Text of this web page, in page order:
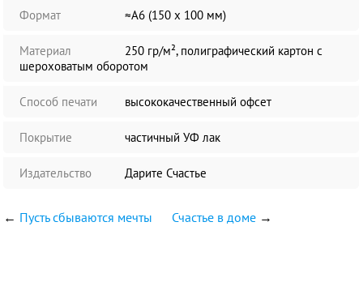
Формат ≈А6 (150 х 100 мм)
Материал
250 гр/м², полиграфический картон с
шероховатым оборотом
Способ печати высококачественный офсет
Покрытие частичный УФ лак
Издательство Дарите Счастье
← Пусть сбываются мечты Счастье в доме →